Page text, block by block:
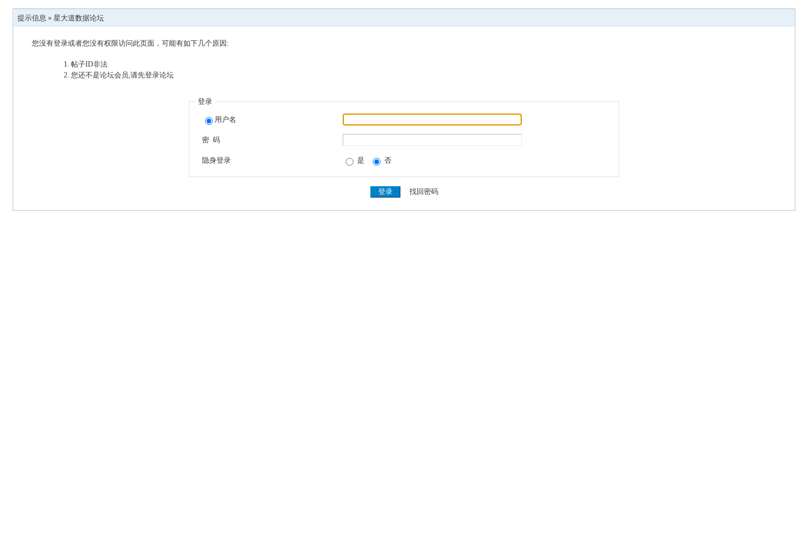
提示信息 » 星大道数据论坛
您没有登录或者您没有权限访问此页面，可能有如下几个原因:
帖子ID非法
您还不是论坛会员,请先登录论坛
登录
用户名
密 码
隐身登录 是 否
找回密码